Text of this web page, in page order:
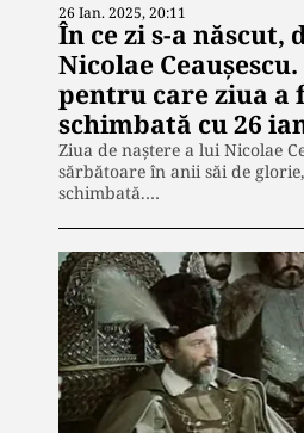
26 Ian. 2025, 20:11
În ce zi s-a născut,
Nicolae
pentru care ziua a
schimbată cu 26
Ziua de naștere a lui Nicolae
sărbătoare în anii săi de
schimbată.…